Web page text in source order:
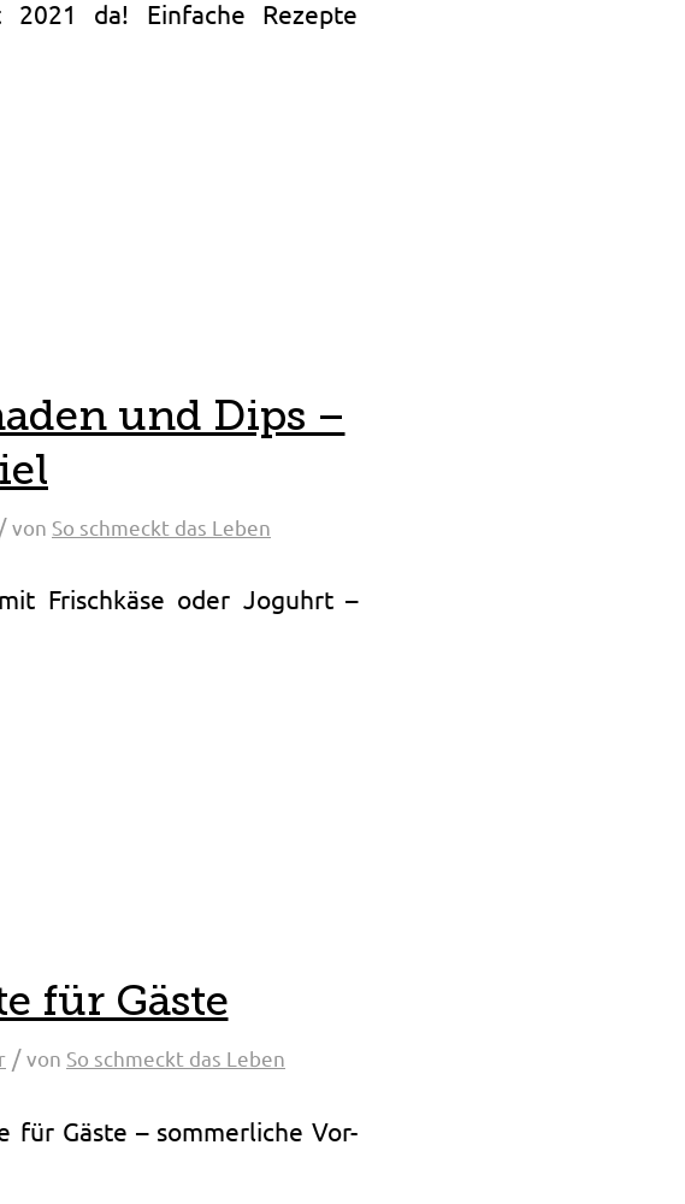
2021 da! Einfache Rezepte
und Dips –
/ von So schmeckt das Leben
Frischkäse oder Joguhrt –
für Gäste
/ von So schmeckt das Leben
für Gäste – sommerliche Vor-